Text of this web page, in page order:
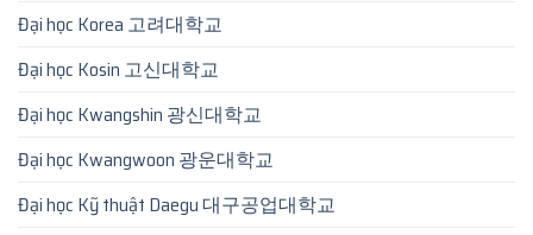
Đại học Korea 고려대학교
Đại học Kosin 고신대학교
Đại học Kwangshin 광신대학교
Đại học Kwangwoon 광운대학교
Đại học Kỹ thuật Daegu 대구공업대학교